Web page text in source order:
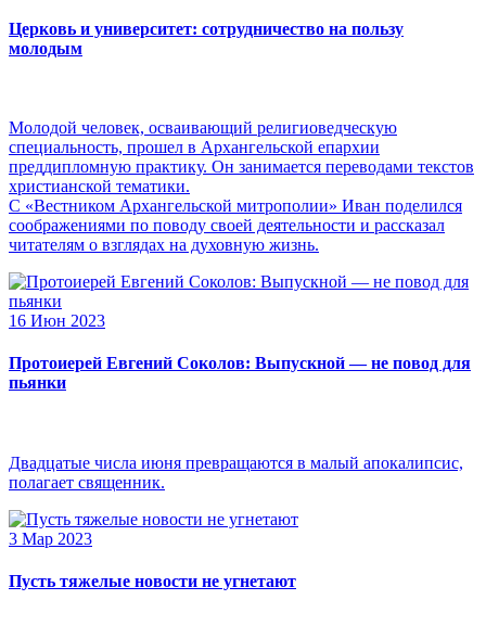
Церковь и университет: сотрудничество на пользу
молодым
Молодой человек, осваивающий религиоведческую
специальность, прошел в Архангельской епархии
преддипломную практику. Он занимается переводами текстов
христианской тематики.
С «Вестником Архангельской митрополии» Иван поделился
соображениями по поводу своей деятельности и рассказал
читателям о взглядах на духовную жизнь.
16 Июн 2023
Протоиерей Евгений Соколов: Выпускной — не повод для
пьянки
Двадцатые числа июня превращаются в малый апокалипсис,
полагает священник.
3 Мар 2023
Пусть тяжелые новости не угнетают